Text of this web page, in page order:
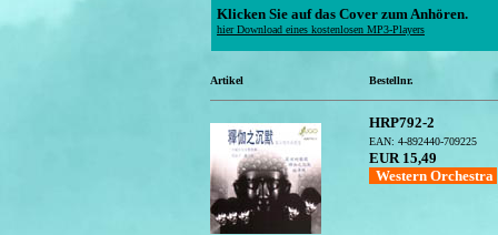
Klicken Sie auf das Cover zum Anhören.
hier Download eines kostenlosen MP3-Players
Artikel Bestellnr.
HRP792-2
EAN: 4-892440-709225
EUR 15,49
Western Orchestra